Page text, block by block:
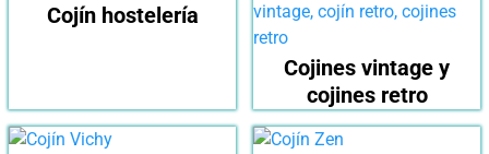
Cojín hostelería
Cojines vintage y
cojines retro